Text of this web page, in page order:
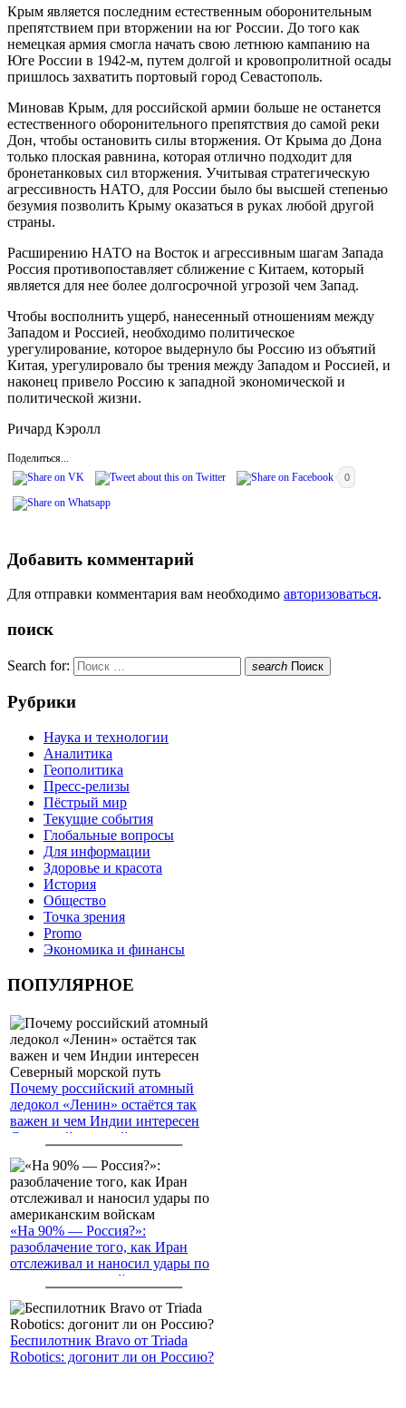
Крым является последним естественным оборонительным
препятствием при вторжении на юг России. До того как
немецкая армия смогла начать свою летнюю кампанию на
Юге России в 1942-м, путем долгой и кровопролитной осады
пришлось захватить портовый город Севастополь.
Миновав Крым, для российской армии больше не останется
естественного оборонительного препятствия до самой реки
Дон, чтобы остановить силы вторжения. От Крыма до Дона
только плоская равнина, которая отлично подходит для
бронетанковых сил вторжения. Учитывая стратегическую
агрессивность НАТО, для России было бы высшей степенью
безумия позволить Крыму оказаться в руках любой другой
страны.
Расширению НАТО на Восток и агрессивным шагам Запада
Россия противопоставляет сближение с Китаем, который
является для нее более долгосрочной угрозой чем Запад.
Чтобы восполнить ущерб, нанесенный отношениям между
Западом и Россией, необходимо политическое
урегулирование, которое выдернуло бы Россию из объятий
Китая, урегулировало бы трения между Западом и Россией, и
наконец привело Россию к западной экономической и
политической жизни.
Ричард Кэролл
Поделиться...
0
Добавить комментарий
Для отправки комментария вам необходимо авторизоваться.
поиск
Search for: search Поиск
Рубрики
Наука и технологии
Аналитика
Геополитика
Пресс-релизы
Пёстрый мир
Текущие события
Глобальные вопросы
Для информации
Здоровье и красота
История
Общество
Точка зрения
Promo
Экономика и финансы
ПОПУЛЯРНОЕ
Почему российский атомный
ледокол «Ленин» остаётся так
важен и чем Индии интересен
Северный морской путь
«На 90% — Россия?»:
разоблачение того, как Иран
отслеживал и наносил удары по
американским войскам
Беспилотник Bravo от Triada
Robotics: догонит ли он Россию?